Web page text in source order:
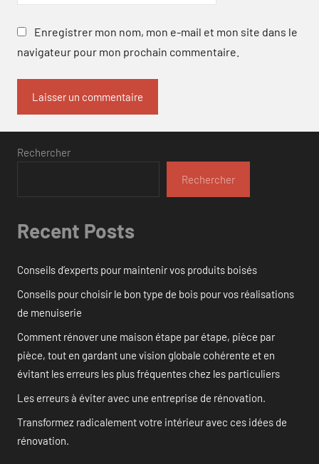
Enregistrer mon nom, mon e-mail et mon site dans le
navigateur pour mon prochain commentaire.
Rechercher
Rechercher
Recent Posts
Conseils d’experts pour maintenir vos produits boisés
Conseils pour choisir le bon type de bois pour vos réalisations
de menuiserie
Comment rénover une maison étape par étape, pièce par
pièce, tout en gardant une vision globale cohérente et en
évitant les erreurs les plus fréquentes chez les particuliers
Les erreurs à éviter avec une entreprise de rénovation.
Transformez radicalement votre intérieur avec ces idées de
rénovation.